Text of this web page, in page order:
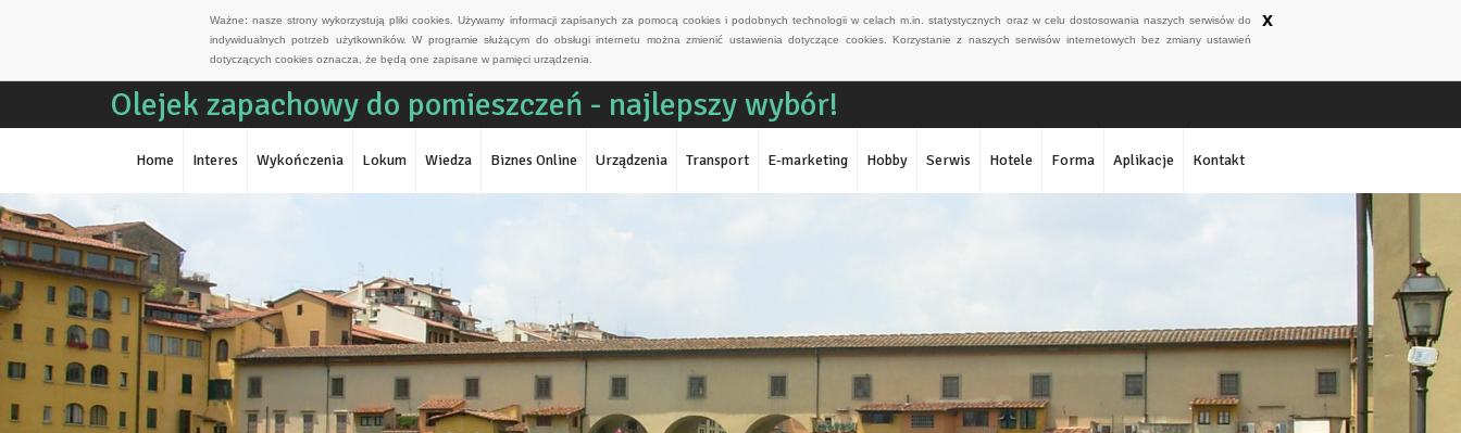
Ważne: nasze strony wykorzystują pliki cookies. Używamy informacji zapisanych za pomocą cookies i podobnych technologii w celach m.in. statystycznych oraz w celu dostosowania naszych serwisów do
indywidualnych potrzeb użytkowników. W programie służącym do obsługi internetu można zmienić ustawienia dotyczące cookies. Korzystanie z naszych serwisów internetowych bez zmiany ustawień
dotyczących cookies oznacza, że będą one zapisane w pamięci urządzenia.
x
Olejek zapachowy do pomieszczeń - najlepszy wybór!
Home Interes Wykończenia Lokum Wiedza Biznes Online Urządzenia Transport E-marketing Hobby Serwis Hotele Forma Aplikacje Kontakt